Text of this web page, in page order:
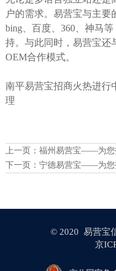
户的需求。易营宝与主要
bing、百度、360、神马
持。与此同时，易营宝还
OEM合作模式。
南平易营宝招商火热进行
理
上一页： 福州易营宝——为您
下一页： 宁德易营宝——为您
© 2020 易营宝
京